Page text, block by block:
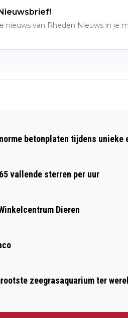
nieuws van Rheden Nieuws in je
TOT
TE VELP
betonplaten tijdens unieke
vallende sterren per uur
Dieren
zeegrasaquarium ter